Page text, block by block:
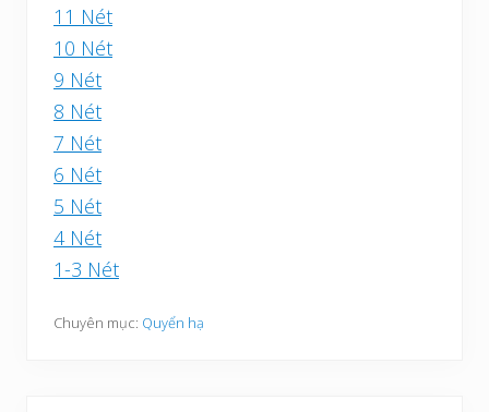
11 Nét
10 Nét
9 Nét
8 Nét
7 Nét
6 Nét
5 Nét
4 Nét
1-3 Nét
Chuyên mục: Quyển hạ